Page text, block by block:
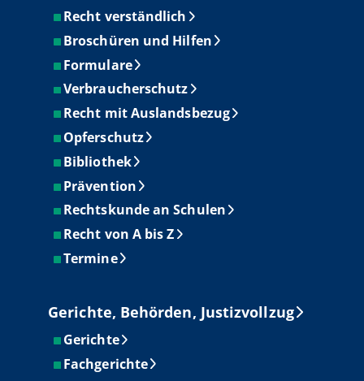
Recht verständlich
Broschüren und Hilfen
Formulare
Verbraucherschutz
Recht mit Auslandsbezug
Opferschutz
Bibliothek
Prävention
Rechtskunde an Schulen
Recht von A bis Z
Termine
Gerichte, Behörden, Justizvollzug
Gerichte
Fachgerichte